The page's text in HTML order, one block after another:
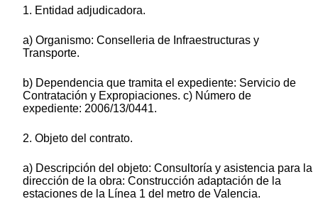
1. Entidad adjudicadora.
a) Organismo: Conselleria de Infraestructuras y
Transporte.
b) Dependencia que tramita el expediente: Servicio de
Contratación y Expropiaciones. c) Número de
expediente: 2006/13/0441.
2. Objeto del contrato.
a) Descripción del objeto: Consultoría y asistencia para la
dirección de la obra: Construcción adaptación de la
estaciones de la Línea 1 del metro de Valencia.